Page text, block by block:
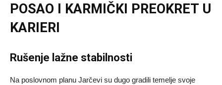
POSAO I KARMIČKI PREOKRET U
KARIERI
Rušenje lažne stabilnosti
Na poslovnom planu Jarčevi su dugo gradili temelje svoje